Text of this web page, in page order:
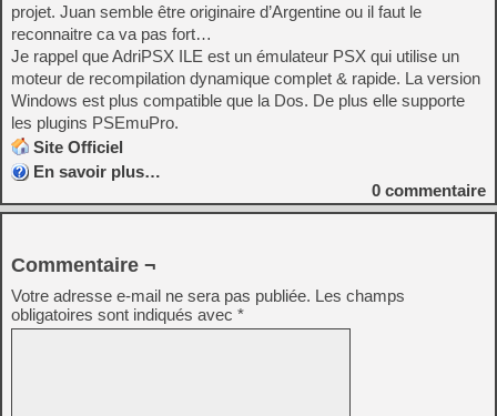
projet. Juan semble être originaire d’Argentine ou il faut le
reconnaitre ca va pas fort…
Je rappel que AdriPSX ILE est un émulateur PSX qui utilise un
moteur de recompilation dynamique complet & rapide. La version
Windows est plus compatible que la Dos. De plus elle supporte
les plugins PSEmuPro.
Site Officiel
En savoir plus…
0 commentaire
Commentaire ¬
Votre adresse e-mail ne sera pas publiée. Les champs
obligatoires sont indiqués avec *